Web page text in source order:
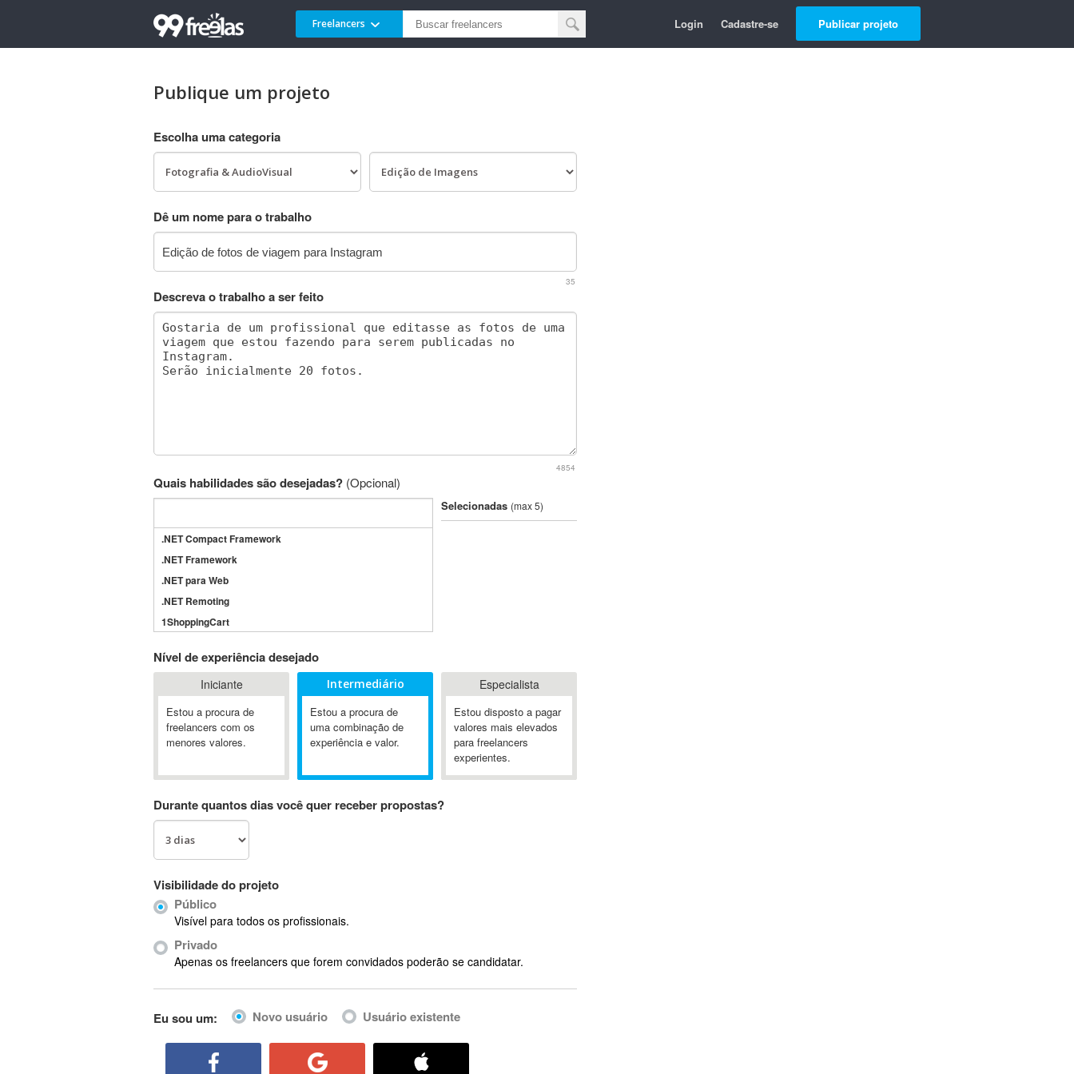
Freelancers Login Cadastre-se Publicar projeto
Publique um projeto
Escolha uma categoria
Dê um nome para o trabalho
35
Descreva o trabalho a ser feito
4854
Quais habilidades são desejadas? (Opcional)
.NET Compact Framework
.NET Framework
.NET para Web
.NET Remoting
1ShoppingCart
3GSM
4D Dimension
802.11
A&P
A-GPS
Ab Initio
ABIS
AbleCommerce
Ableton Live
Abstract Window Toolkit (AWT)
Selecionadas (max 5)
Nível de experiência desejado
Iniciante
Estou a procura de
freelancers com os
menores valores.
Intermediário
Estou a procura de
uma combinação de
experiência e valor.
Especialista
Estou disposto a pagar
valores mais elevados
para freelancers
experientes.
Durante quantos dias você quer receber propostas?
Visibilidade do projeto
Público
Visível para todos os profissionais.
Privado
Apenas os freelancers que forem convidados poderão se candidatar.
Eu sou um: Novo usuário Usuário existente